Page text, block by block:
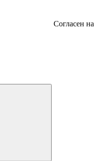
Согласен на